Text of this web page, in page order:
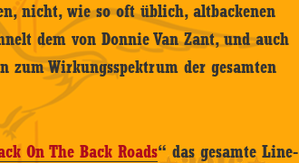
nicht, wie so oft üblich, altbackenen
dem von Donnie Van Zant, und auch
Wirkungsspektrum der gesamten
On The Back Roads“ das gesamte Line-